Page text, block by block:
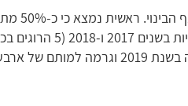
עורכי הדו"ח
התרחשו בשלוש השנים האחרונות בטווח שבין גדרה
שהצטרפה לסטטיסטיקה המדממת היא יבנה, אך זאת ככל הנראה בעקבות תאונת